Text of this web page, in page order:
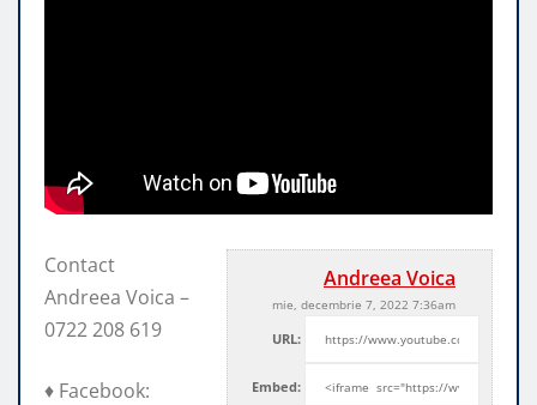
Andreea Voica
mie, decembrie 7, 2022 7:36am
URL:
Embed:
Contact
Andreea Voica –
0722 208 619
♦️ Facebook: